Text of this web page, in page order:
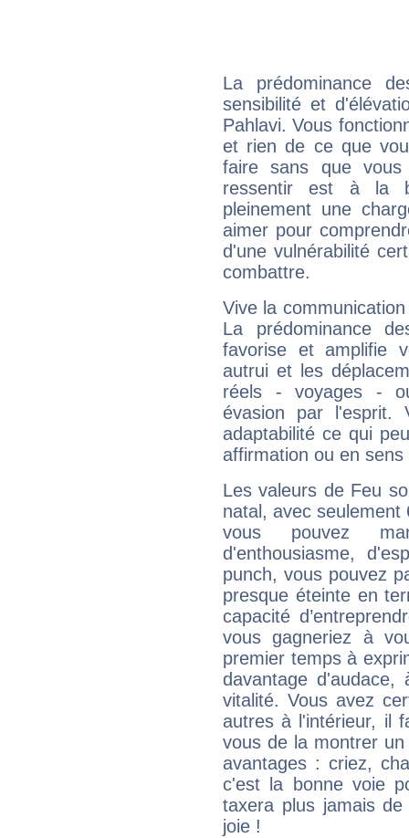
La prédominance
sensibilité et
Pahlavi. Vous
et rien de ce que
faire sans que
ressentir est à la
pleinement une
aimer pour
d'une vulnérabilité
combattre.
Vive la
La prédominance
favorise et amplifie
autrui et les
réels - voyages -
évasion par l'esprit.
adaptabilité ce qui
affirmation ou en
Les valeurs de Feu
natal, avec
vous pouvez
d'enthousiasme,
punch, vous pouvez
presque éteinte en
capacité
vous gagneriez à
premier temps à
davantage
vitalité. Vous avez
autres à l'intérieur, il
vous de la montrer
avantages : criez,
c'est la bonne voie
taxera plus jamais
joie !